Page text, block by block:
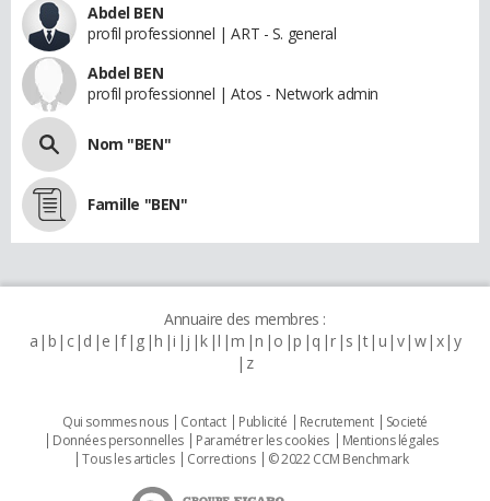
Abdel BEN
profil professionnel | ART - S. general
Abdel BEN
profil professionnel | Atos - Network admin
Nom "BEN"
Famille "BEN"
Annuaire des membres :
a b c d e f g h i j k l m n o p q r s t u v w x y
z
Qui sommes nous Contact Publicité Recrutement
Societé
Données personnelles
Paramétrer les cookies
Mentions légales
Tous les articles
Corrections © 2022 CCM Benchmark